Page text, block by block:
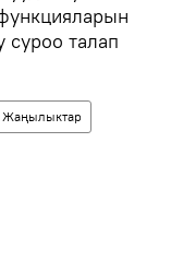
суроо талап
Жаңылыктар